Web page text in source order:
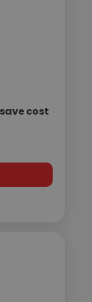
cost